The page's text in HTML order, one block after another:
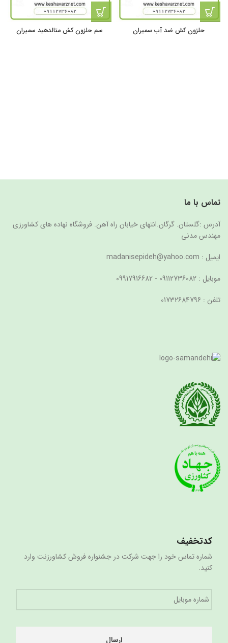
حلزون کش ضد آب سمیران سم حلزون کش متالدهید سمیران
تماس با ما
آدرس :گلستان. گرگان.انتهای خیابان راه آهن. فروشگاه نهاده های کشاورزی
مهندس مدنی
ایمیل : madanisepideh@yahoo.com
موبایل : 09112736082 - 09917916682
تلفن : 01732684796
کدتخفیف
شماره تماس خود را جهت شرکت در جشنواره فروش کشاورزنت وارد
کنید.
شماره
موبایل